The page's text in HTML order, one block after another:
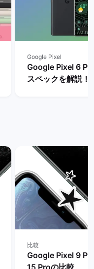
Google Pixel
Google Pixel 6
スペックを解説！
比較
Google Pixel 9
15 Proの比較